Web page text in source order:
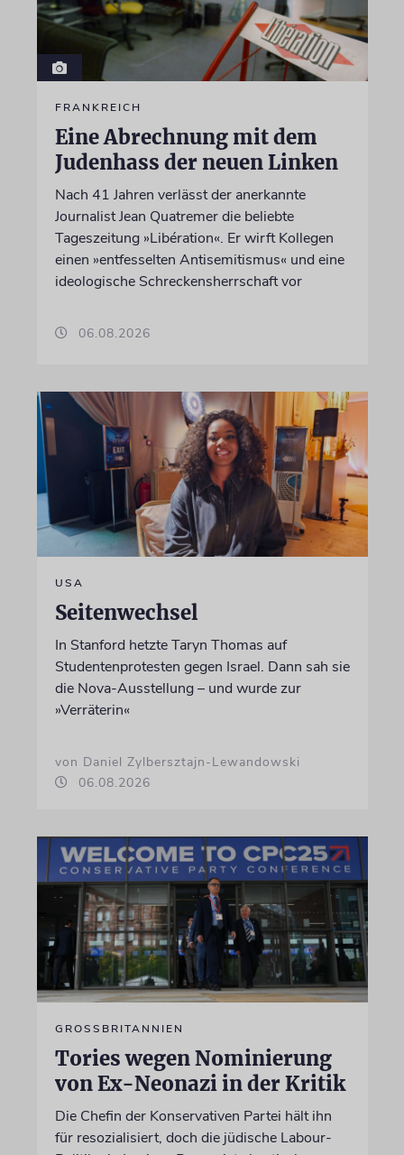
FRANKREICH
Eine Abrechnung mit dem
Judenhass der neuen Linken
Nach 41 Jahren verlässt der anerkannte
Journalist Jean Quatremer die beliebte
Tageszeitung »Libération«. Er wirft Kollegen
einen »entfesselten Antisemitismus« und eine
ideologische Schreckensherrschaft vor
06.08.2026
USA
Seitenwechsel
In Stanford hetzte Taryn Thomas auf
Studentenprotesten gegen Israel. Dann sah sie
die Nova-Ausstellung – und wurde zur
»Verräterin«
von Daniel Zylbersztajn-Lewandowski
06.08.2026
GROSSBRITANNIEN
Tories wegen Nominierung
von Ex-Neonazi in der Kritik
Die Chefin der Konservativen Partei hält ihn
für resozialisiert, doch die jüdische Labour-